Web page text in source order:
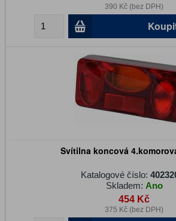
390 Kč (bez DPH)
Svítilna koncová
Katalogové číslo:
Skladem: Ano
454 Kč
375 Kč (bez DPH)